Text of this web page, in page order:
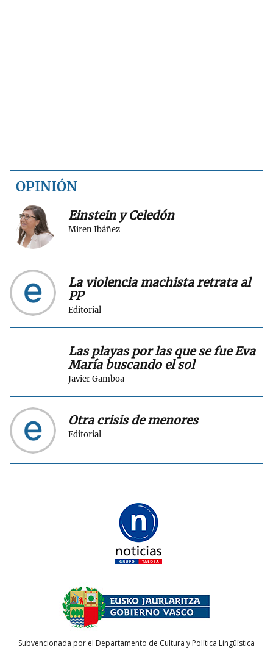
OPINIÓN
Miren Ibáñez
Einstein y Celedón
Editorial
La violencia machista retrata al
PP
Javier Gamboa
Las playas por las que se fue Eva
María buscando el sol
Editorial
Otra crisis de menores
Subvencionada por el Departamento de Cultura y Política Lingüística